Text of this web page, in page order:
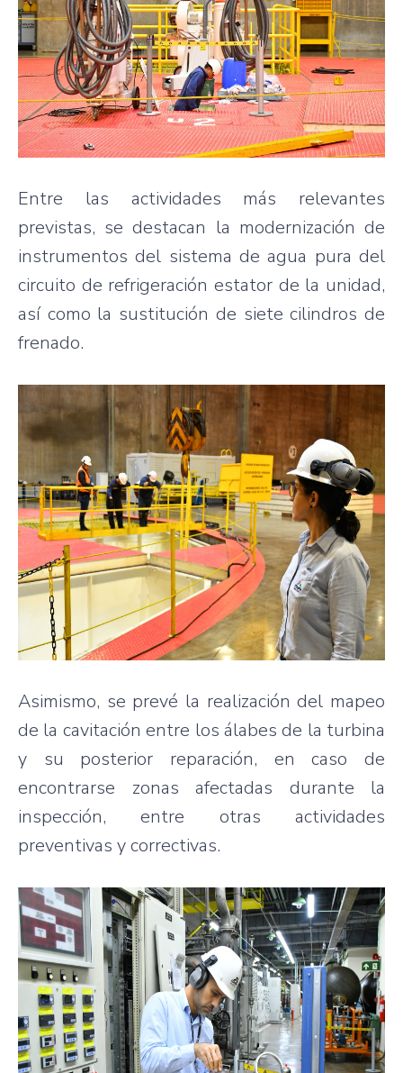
Entre las actividades más relevantes
previstas, se destacan la modernización de
instrumentos del sistema de agua pura del
circuito de refrigeración estator de la unidad,
así como la sustitución de siete cilindros de
frenado.
Asimismo, se prevé la realización del mapeo
de la cavitación entre los álabes de la turbina
y su posterior reparación, en caso de
encontrarse zonas afectadas durante la
inspección, entre otras actividades
preventivas y correctivas.